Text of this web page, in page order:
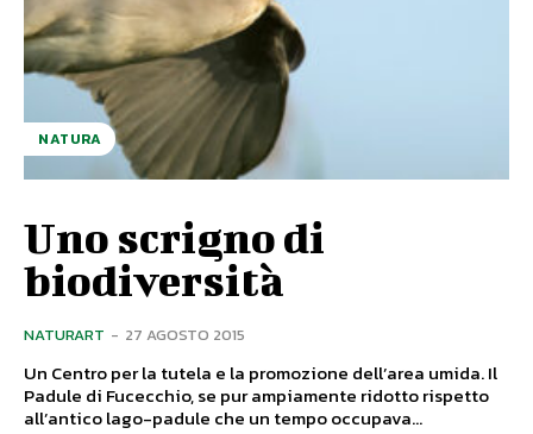
NATURA
Uno scrigno di
biodiversità
NATURART - 27 AGOSTO 2015
Un Centro per la tutela e la promozione dell’area umida. Il
Padule di Fucecchio, se pur ampiamente ridotto rispetto
all’antico lago-padule che un tempo occupava...